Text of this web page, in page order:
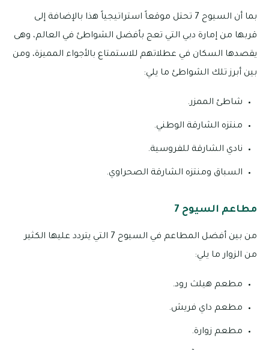
بما أن السيوح 7 تحتل موقعاً استراتيجياً هذا بالإضافة إلى
قربها من إمارة دبي التي تعج بأفضل الشواطئ في العالم، وهى
يقصدها السكان في عطلاتهم للاستمتاع بالأجواء المميزة، ومن
بين أبرز تلك الشواطئ ما يلي:
شاطئ الممزر.
منتزه الشارقة الوطني.
نادي الشارقة للفروسية.
السباق ومنتزه الشارقة الصحراوي.
مطاعم السيوح 7
من بين أفضل المطاعم في السيوح 7 التي يتردد عليها الكثير
من الزوار ما يلي:
مطعم هيلث رود.
مطعم داي فريش.
مطعم زوارة.